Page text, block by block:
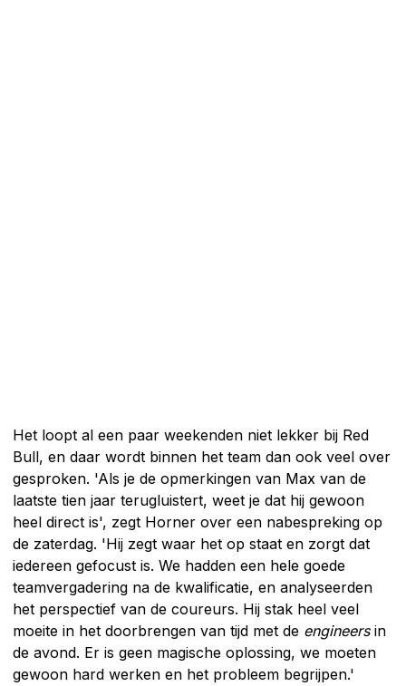
Het loopt al een paar weekenden niet lekker bij Red
Bull, en daar wordt binnen het team dan ook veel over
gesproken. 'Als je de opmerkingen van Max van de
laatste tien jaar terugluistert, weet je dat hij gewoon
heel direct is', zegt Horner over een nabespreking op
de zaterdag. 'Hij zegt waar het op staat en zorgt dat
iedereen gefocust is. We hadden een hele goede
teamvergadering na de kwalificatie, en analyseerden
het perspectief van de coureurs. Hij stak heel veel
moeite in het doorbrengen van tijd met de engineersin
de avond. Er is geen magische oplossing, we moeten
gewoon hard werken en het probleem begrijpen.'